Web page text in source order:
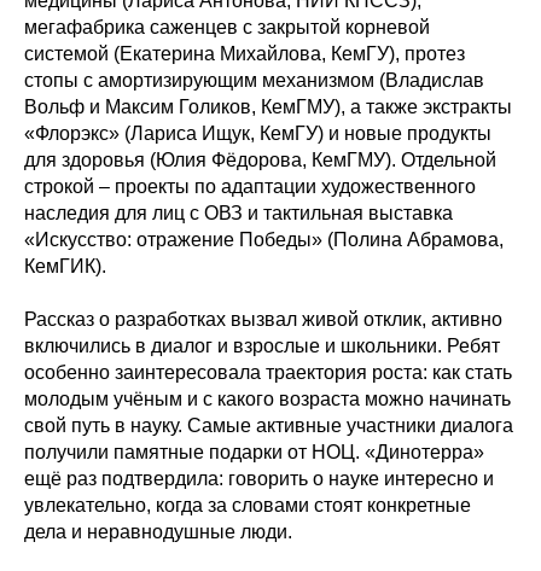
мегафабрика саженцев с закрытой корневой
системой (Екатерина Михайлова, КемГУ), протез
стопы с амортизирующим механизмом (Владислав
Вольф и Максим Голиков, КемГМУ), а также экстракты
«Флорэкс» (Лариса Ищук, КемГУ) и новые продукты
для здоровья (Юлия Фёдорова, КемГМУ). Отдельной
строкой – проекты по адаптации художественного
наследия для лиц с ОВЗ и тактильная выставка
«Искусство: отражение Победы» (Полина Абрамова,
КемГИК).
Рассказ о разработках вызвал живой отклик, активно
включились в диалог и взрослые и школьники. Ребят
особенно заинтересовала траектория роста: как стать
молодым учёным и с какого возраста можно начинать
свой путь в науку. Самые активные участники диалога
получили памятные подарки от НОЦ. «Динотерра»
ещё раз подтвердила: говорить о науке интересно и
увлекательно, когда за словами стоят конкретные
дела и неравнодушные люди.